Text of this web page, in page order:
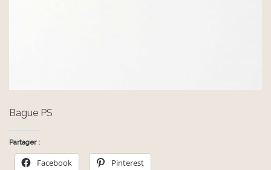
Bague PS
Partager :
Facebook Pinterest